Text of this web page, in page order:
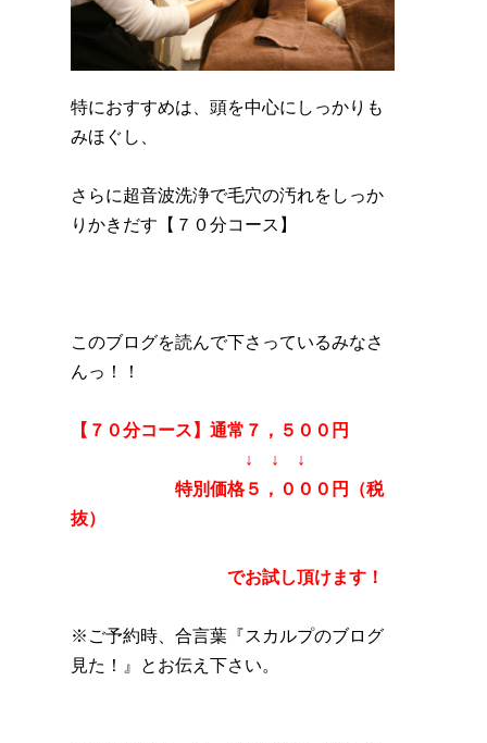
特におすすめは、頭を中心にしっかりも
みほぐし、
さらに超音波洗浄で毛穴の汚れをしっか
りかきだす【７０分コース】
このブログを読んで下さっているみなさ
んっ！！
【７０分コース】通常７，５００円
↓ ↓ ↓
特別価格５，０００円（税
抜）
でお試し頂けます！
※ご予約時、合言葉『スカルプのブログ
見た！』とお伝え下さい。